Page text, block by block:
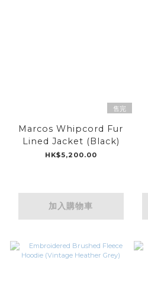
售完
Marcos Whipcord Fur
Lined Jacket (Black)
HK$5,200.00
加入購物車